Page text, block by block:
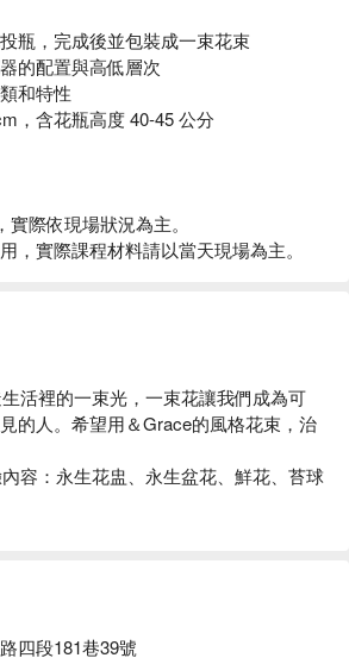
瓶，完成後並包裝成一束花束
的配置與高低層次
和特性
，含花瓶高度 40-45 公分
實際依現場狀況為主。
，實際課程材料請以當天現場為主。
活裡的一束光，一束花讓我們成為可
的人。希望用＆Grace的風格花束，治
容：永生花盅、永生盆花、鮮花、苔球
& Grace Flower 價格立刻查看⬇︎
四段181巷39號